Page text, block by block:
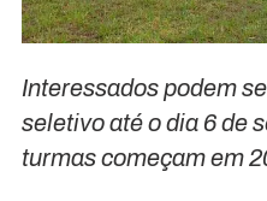
Interessados podem
seletivo até o dia 6 de
turmas começam em